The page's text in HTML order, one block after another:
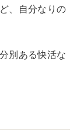
、自分なりの
別ある快活な